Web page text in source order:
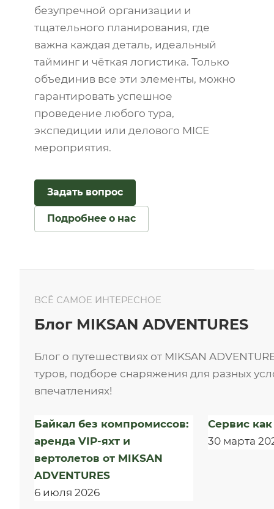
безупречной организации и
тщательного планирования, где
важна каждая деталь, идеальный
тайминг и чёткая логистика. Только
объединив все эти элементы, можно
гарантировать успешное
проведение любого тура,
экспедиции или делового MICE
мероприятия.
Задать вопрос
Подробнее о нас
ВСЁ САМОЕ ИНТЕРЕСНОЕ
Блог MIKSAN ADVENTURES
Блог о путешествиях от MIKSAN
туров, подборе снаряжения для разных
впечатлениях!
6 июля 2026
Байкал без компромиссов:
аренда VIP-яхт и
вертолетов от MIKSAN
ADVENTURES
30 марта
Сервис